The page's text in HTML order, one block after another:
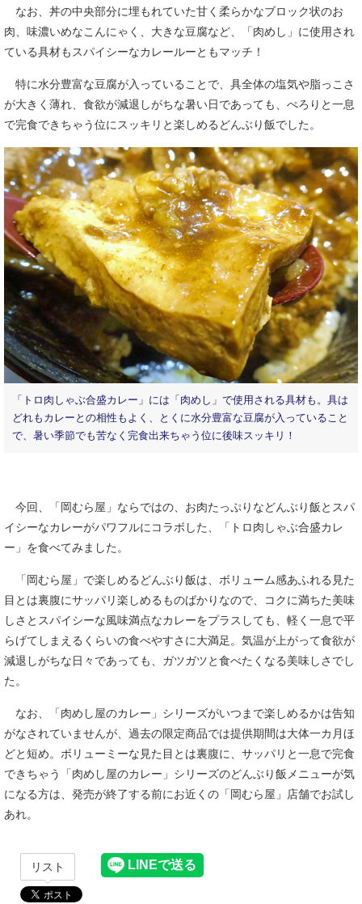
なお、丼の中央部分に埋もれていた甘く柔らかなブロック状のお
肉、味濃いめなこんにゃく、大きな豆腐など、「肉めし」に使用され
ている具材もスパイシーなカレールーともマッチ！
特に水分豊富な豆腐が入っていることで、具全体の塩気や脂っこさ
が大きく薄れ、食欲が減退しがちな暑い日であっても、ぺろりと一息
で完食できちゃう位にスッキリと楽しめるどんぶり飯でした。
「トロ肉しゃぶ合盛カレー」には「肉めし」で使用される具材も。具は
どれもカレーとの相性もよく、とくに水分豊富な豆腐が入っていること
で、暑い季節でも苦なく完食出来ちゃう位に後味スッキリ！
今回、「岡むら屋」ならではの、お肉たっぷりなどんぶり飯とスパ
イシーなカレーがパワフルにコラボした、「トロ肉しゃぶ合盛カレ
ー」を食べてみました。
「岡むら屋」で楽しめるどんぶり飯は、ボリューム感あふれる見た
目とは裏腹にサッパリ楽しめるものばかりなので、コクに満ちた美味
しさとスパイシーな風味満点なカレーをプラスしても、軽く一息で平
らげてしまえるくらいの食べやすさに大満足。気温が上がって食欲が
減退しがちな日々であっても、ガツガツと食べたくなる美味しさでし
た。
なお、「肉めし屋のカレー」シリーズがいつまで楽しめるかは告知
がなされていませんが、過去の限定商品では提供期間は大体一カ月ほ
どと短め。ボリューミーな見た目とは裏腹に、サッパリと一息で完食
できちゃう「肉めし屋のカレー」シリーズのどんぶり飯メニューが気
になる方は、発売が終了する前にお近くの「岡むら屋」店舗でお試し
あれ。
リスト